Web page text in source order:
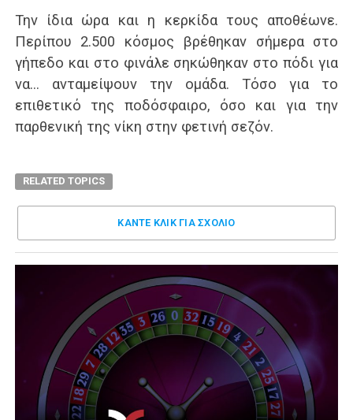
Την ίδια ώρα και η κερκίδα τους αποθέωνε.
Περίπου 2.500 κόσμος βρέθηκαν σήμερα στο
γήπεδο και στο φινάλε σηκώθηκαν στο πόδι για
να… ανταμείψουν την ομάδα. Τόσο για το
επιθετικό της ποδόσφαιρο, όσο και για την
παρθενική της νίκη στην φετινή σεζόν.
RELATED TOPICS
ΚΑΝΤΕ ΚΛΊΚ ΓΙΑ ΣΧΌΛΙΟ